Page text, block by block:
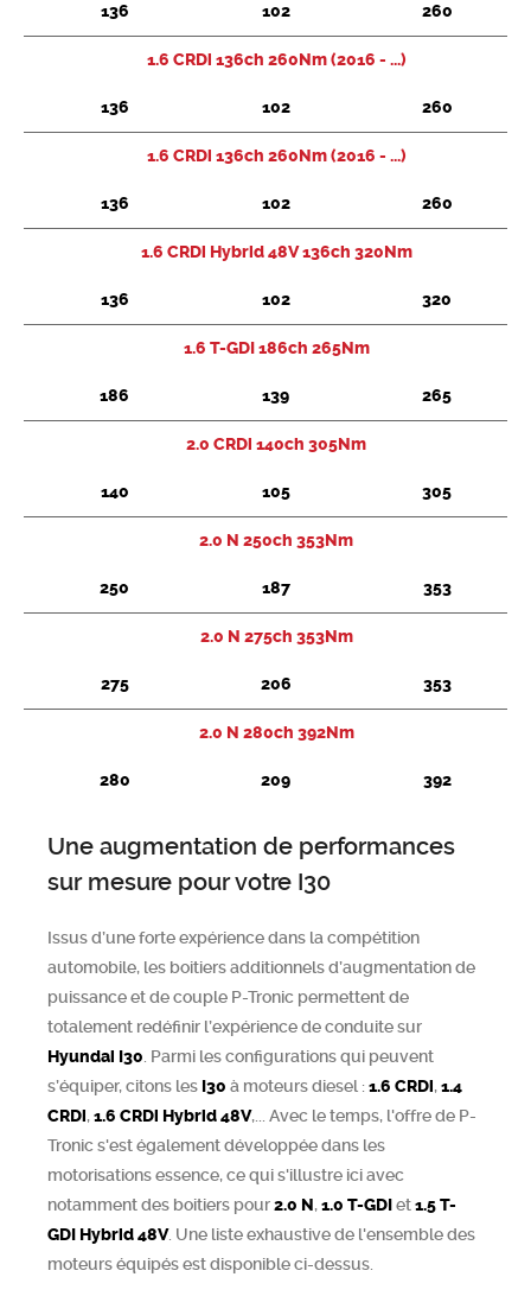
136 102 260
1.6 CRDi 136ch 260Nm (2016 - ...)
136 102 260
1.6 CRDi 136ch 260Nm (2016 - ...)
136 102 260
1.6 CRDi Hybrid 48V 136ch 320Nm
136 102 320
1.6 T-GDI 186ch 265Nm
186 139 265
2.0 CRDi 140ch 305Nm
140 105 305
2.0 N 250ch 353Nm
250 187 353
2.0 N 275ch 353Nm
275 206 353
2.0 N 280ch 392Nm
280 209 392
Une augmentation de performances
sur mesure pour votre I30
Issus d’une forte expérience dans la compétition
automobile, les boitiers additionnels d’augmentation de
puissance et de couple P-Tronic permettent de
totalement redéfinir l’expérience de conduite sur
Hyundai I30 . Parmi les configurations qui peuvent
s’équiper, citons les I30 à moteurs diesel :1.6 CRDi,1.4
CRDi,1.6 CRDi Hybrid 48V,... Avec le temps, l'offre de P-
Tronic s'est également développée dans les
motorisations essence, ce qui s'illustre ici avec
notamment des boitiers pour2.0 N,1.0 T-GDIet1.5 T-
GDI Hybrid 48V. Une liste exhaustive de l'ensemble des
moteurs équipés est disponible ci-dessus.